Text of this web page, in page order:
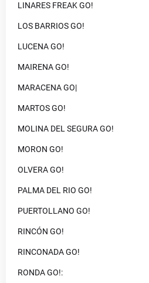
LINARES FREAK GO!
LOS BARRIOS GO!
LUCENA GO!
MAIRENA GO!
MARACENA GO|
MARTOS GO!
MOLINA DEL SEGURA GO!
MORON GO!
OLVERA GO!
PALMA DEL RIO GO!
PUERTOLLANO GO!
RINCÓN GO!
RINCONADA GO!
RONDA GO!: